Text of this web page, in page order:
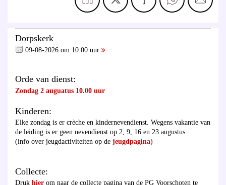
Dorpskerk
09-08-2026 om 10.00 uur
Orde van dienst:
Zondag 2 auguatus 10.00 uur
Kinderen:
Elke zondag is er crèche en kindernevendienst. Wegens vakantie van
de leiding is er geen nevendienst op 2, 9, 16 en 23 augustus.
(info over jeugdactiviteiten op de jeugdpagina)
Collecte:
Druk hier om naar de collecte pagina van de PG Voorschoten te